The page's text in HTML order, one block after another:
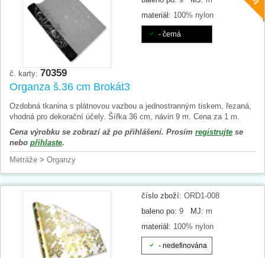
materiál: 100% nylon
- černá
č. karty: 70359
Organza š.36 cm Brokát3
Ozdobná tkanina s plátnovou vazbou a jednostranným tiskem, řezaná,
vhodná pro dekorační účely. Šířka 36 cm, návin 9 m. Cena za 1 m.
Cena výrobku se zobrazí až po přihlášení. Prosím registrujte se
nebo přihlaste.
Metráže > Organzy
číslo zboží: ORD1-008
baleno po: 9 MJ: m
materiál: 100% nylon
- nedefinována